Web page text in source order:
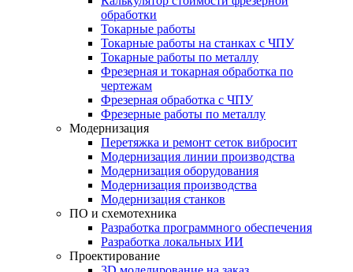
обработки
Токарные работы
Токарные работы на станках с ЧПУ
Токарные работы по металлу
Фрезерная и токарная обработка по
чертежам
Фрезерная обработка с ЧПУ
Фрезерные работы по металлу
Модернизация
Перетяжка и ремонт сеток вибросит
Модернизация линии производства
Модернизация оборудования
Модернизация производства
Модернизация станков
ПО и схемотехника
Разработка программного обеспечения
Разработка локальных ИИ
Проектирование